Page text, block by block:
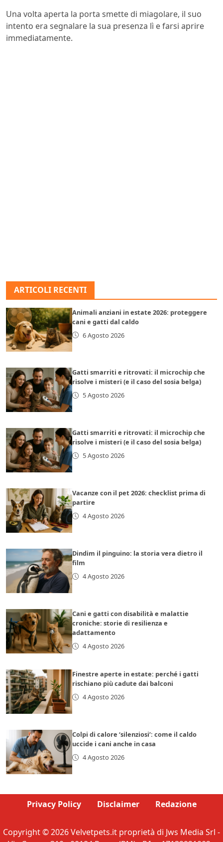
Una volta aperta la porta smette di miagolare, il suo
intento era segnalare la sua presenza lì e farsi aprire
immediatamente.
ARTICOLI RECENTI
Animali anziani in estate 2026: proteggere
cani e gatti dal caldo
6 Agosto 2026
Gatti smarriti e ritrovati: il microchip che
risolve i misteri (e il caso del sosia belga)
5 Agosto 2026
Gatti smarriti e ritrovati: il microchip che
risolve i misteri (e il caso del sosia belga)
5 Agosto 2026
Vacanze con il pet 2026: checklist prima di
partire
4 Agosto 2026
Dindim il pinguino: la storia vera dietro il
film
4 Agosto 2026
Cani e gatti con disabilità e malattie
croniche: storie di resilienza e
adattamento
4 Agosto 2026
Finestre aperte in estate: perché i gatti
rischiano più cadute dai balconi
4 Agosto 2026
Colpi di calore ‘silenziosi’: come il caldo
uccide i cani anche in casa
4 Agosto 2026
Privacy Policy Disclaimer Redazione
Copyright © 2026 Velvetpets.it proprietà di Jws Media Srl -